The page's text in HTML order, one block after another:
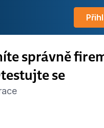
správně
se